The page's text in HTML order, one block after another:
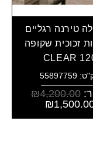
טירנה רגליים
זכוכית שקופה
CLEAR
₪4,200.00
₪